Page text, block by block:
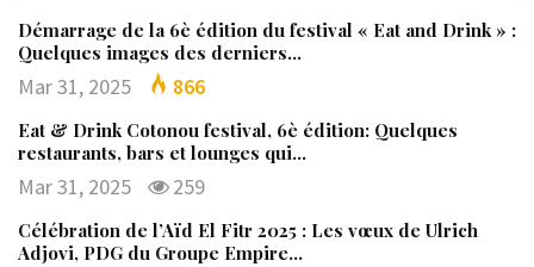
Démarrage de la 6è édition du festival « Eat and Drink » :
Quelques images des derniers…
Mar 31, 2025 866
Eat & Drink Cotonou festival, 6è édition: Quelques
restaurants, bars et lounges qui…
Mar 31, 2025 259
Célébration de l’Aïd El Fitr 2025 : Les vœux de Ulrich
Adjovi, PDG du Groupe Empire…